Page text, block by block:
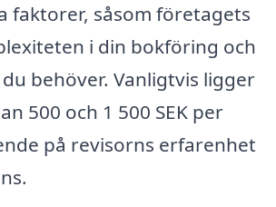
faktorer, såsom företagets
i din bokföring och
behöver. Vanligtvis ligger
500 och 1 500 SEK per
på revisorns erfarenhet